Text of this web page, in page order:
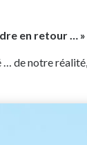
en retour … »
… de notre